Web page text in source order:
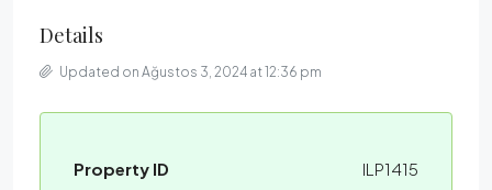
Details
Updated on Ağustos 3, 2024 at 12:36 pm
Property ID ILP1415